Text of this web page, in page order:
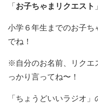
「お子ちゃまリクエスト
小学６年生までのお子
でね！
※自分のお名前、リクエ
っかり言ってね〜！
「ちょうどいいラジオ